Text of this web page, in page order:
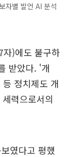
자별 발언 AI 분석
)에도 불구하
받았다. '개
정치제도 개
력으로서의
였다고 평했